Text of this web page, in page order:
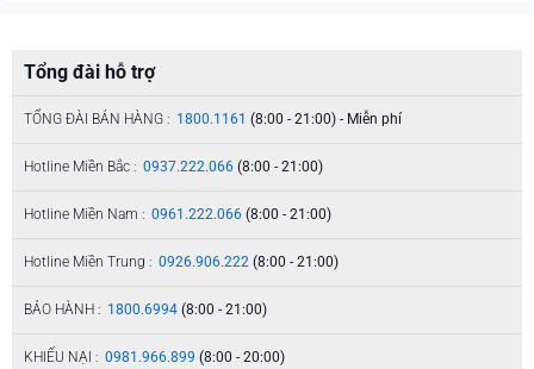
Tổng đài hỗ trợ
TỔNG ĐÀI BÁN HÀNG : 1800.1161 (8:00 - 21:00) - Miễn phí
Hotline Miền Bắc : 0937.222.066 (8:00 - 21:00)
Hotline Miền Nam : 0961.222.066 (8:00 - 21:00)
Hotline Miền Trung : 0926.906.222 (8:00 - 21:00)
BẢO HÀNH : 1800.6994 (8:00 - 21:00)
KHIẾU NẠI : 0981.966.899 (8:00 - 20:00)